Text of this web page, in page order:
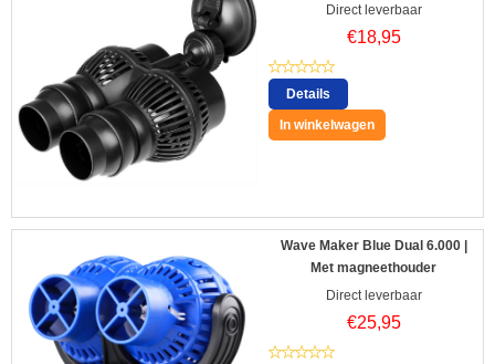
Direct leverbaar
€18,95
Details
In winkelwagen
Wave Maker Blue Dual 6.000 |
Met magneethouder
Direct leverbaar
€25,95